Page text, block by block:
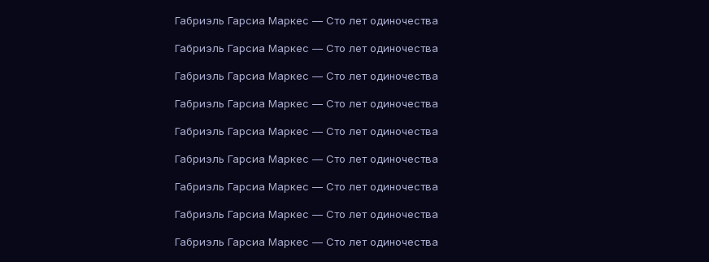
Габриэль Гарсиа Маркес — Сто лет одиночества
Габриэль Гарсиа Маркес — Сто лет одиночества
Габриэль Гарсиа Маркес — Сто лет одиночества
Габриэль Гарсиа Маркес — Сто лет одиночества
Габриэль Гарсиа Маркес — Сто лет одиночества
Габриэль Гарсиа Маркес — Сто лет одиночества
Габриэль Гарсиа Маркес — Сто лет одиночества
Габриэль Гарсиа Маркес — Сто лет одиночества
Габриэль Гарсиа Маркес — Сто лет одиночества